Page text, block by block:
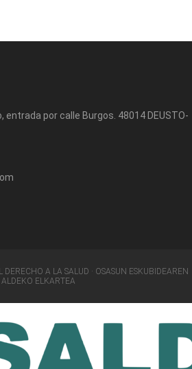
entrada por calle Burgos. 48014 DEUSTO-
DERECHO A LA SALUD · OSASUN ESKUBIDEAREN
ALDEKO ELKARTEA